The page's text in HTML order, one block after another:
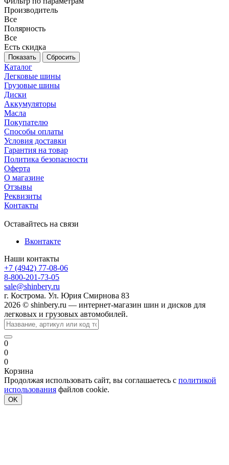
Производитель
Все
Полярность
Все
Есть скидка
Сбросить
Каталог
Легковые шины
Грузовые шины
Диски
Аккумуляторы
Масла
Покупателю
Способы оплаты
Условия доставки
Гарантия на товар
Политика безопасности
Оферта
О магазине
Отзывы
Реквизиты
Контакты
Оставайтесь на связи
Вконтакте
Наши контакты
+7 (4942) 77-08-06
8-800-201-73-05
sale@shinbery.ru
г. Кострома. Ул. Юрия Смирнова 83
2026 © shinbery.ru — интернет-магазин шин и дисков для
легковых и грузовых автомобилей.
0
0
0
Корзина
Продолжая использовать сайт, вы соглашаетесь с политикой
использования файлов cookie.
OK